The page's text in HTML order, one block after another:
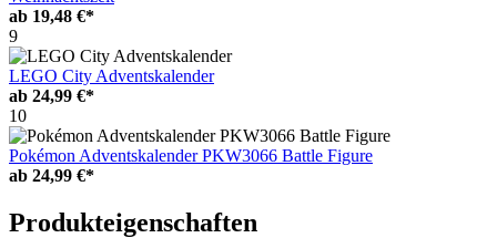
ab 19,48 €*
9
LEGO City Adventskalender
ab 24,99 €*
10
Pokémon Adventskalender PKW3066 Battle Figure
ab 24,99 €*
Produkteigenschaften